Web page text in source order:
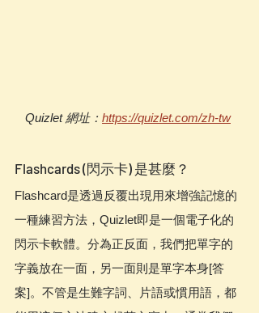
Quizlet 網址： https://quizlet.com/zh-tw
Flashcards (閃示卡) 是甚麼？
Flashcard是透過反覆出現用來增強記憶的
一種練習方法，Quizlet即是一個電子化的
閃示卡軟體。分為正反面，我們把單字的
字義放在一面，另一面則是單字本身[答
案]。不管是生難字詞、片語或慣用語，都